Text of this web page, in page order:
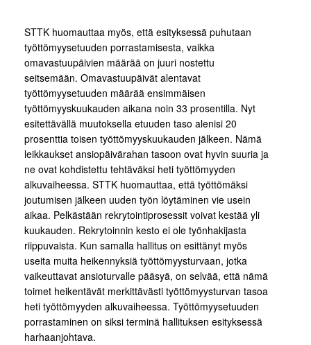
STTK huomauttaa myös, että esityksessä puhutaan
työttömyysetuuden porrastamisesta, vaikka
omavastuupäivien määrää on juuri nostettu
seitsemään. Omavastuupäivät alentavat
työttömyysetuuden määrää ensimmäisen
työttömyyskuukauden aikana noin 33 prosentilla. Nyt
esitettävällä muutoksella etuuden taso alenisi 20
prosenttia toisen työttömyyskuukauden jälkeen. Nämä
leikkaukset ansiopäivärahan tasoon ovat hyvin suuria ja
ne ovat kohdistettu tehtäväksi heti työttömyyden
alkuvaiheessa. STTK huomauttaa, että työttömäksi
joutumisen jälkeen uuden työn löytäminen vie usein
aikaa. Pelkästään rekrytointiprosessit voivat kestää yli
kuukauden. Rekrytoinnin kesto ei ole työnhakijasta
riippuvaista. Kun samalla hallitus on esittänyt myös
useita muita heikennyksiä työttömyysturvaan, jotka
vaikeuttavat ansioturvalle pääsyä, on selvää, että nämä
toimet heikentävät merkittävästi työttömyysturvan tasoa
heti työttömyyden alkuvaiheessa. Työttömyysetuuden
porrastaminen on siksi terminä hallituksen esityksessä
harhaanjohtava.